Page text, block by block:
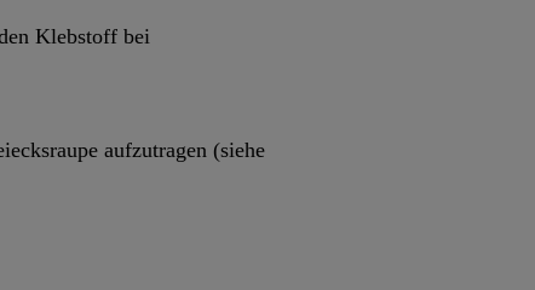
Klebstoff bei
aufzutragen (siehe